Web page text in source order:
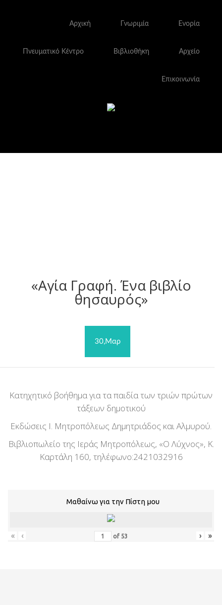
Αρχική Γνωριμία Ενορία
Πνευματικό Κέντρο Βιβλιοθήκη Αρχείο
Επικοινωνία
«Αγία Γραφή. Ένα βιβλίο
θησαυρός»
30,Μαρ
Κατηχητικό βοήθημα για τα παιδία των τριών πρώτων
τάξεων δημοτικού
Εκδώσεις Ι. Μητροπόλεως Δημητριάδος και Αλμυρού.
Βιβλιοπωλείο της Ιεράς Μητροπόλεως, «Ο Λύχνος», Κ.
Καρτάλη 160, τηλέφωνο:2421032916
Μαθαίνω για την Πίστη μου
« ‹ of 53 › »